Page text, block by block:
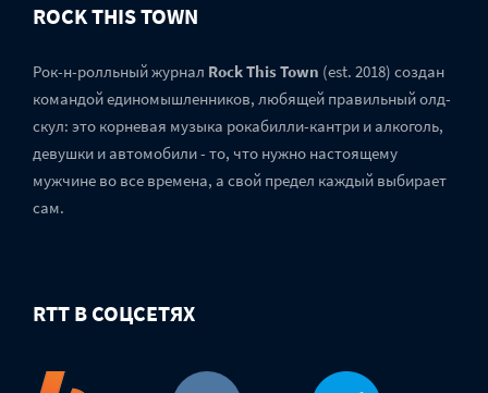
ROCK THIS TOWN
Рок-н-ролльный журнал Rock This Town (est. 2018) создан
командой единомышленников, любящей правильный олд-
скул: это корневая музыка рокабилли-кантри и алкоголь,
девушки и автомобили - то, что нужно настоящему
мужчине во все времена, а свой предел каждый выбирает
сам.
RTT В СОЦСЕТЯХ